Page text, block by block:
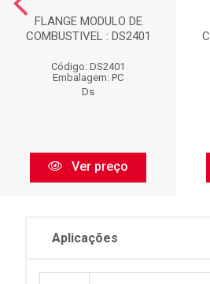
FLANGE MODULO DE
COMBUSTIVEL : DS2401
Código: DS2401
Embalagem: PC
Ds
Ver preço
Aplicações